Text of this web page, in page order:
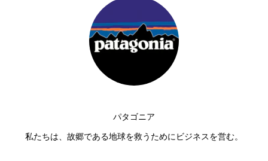
パタゴニア
私たちは、故郷である地球を救うためにビジネスを営む。